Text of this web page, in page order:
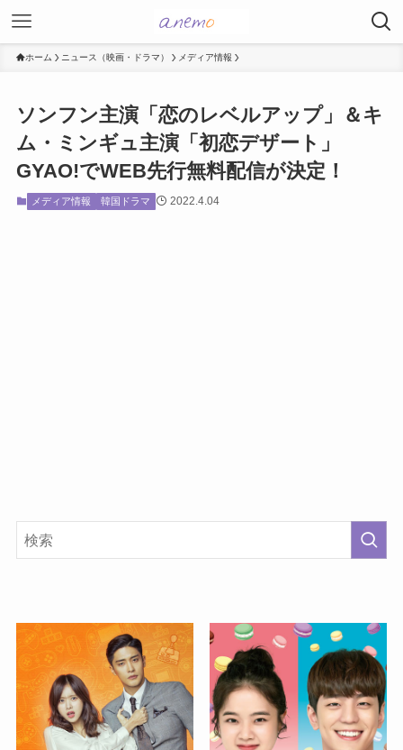
ホーム ニュース（映画・ドラマ） メディア情報
ソンフン主演「恋のレベルアップ」＆キ
ム・ミンギュ主演「初恋デザート」
GYAO!でWEB先行無料配信が決定！
メディア情報 韓国ドラマ 2022.4.04